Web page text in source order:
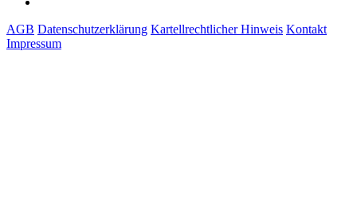
AGB Datenschutzerklärung Kartellrechtlicher Hinweis Kontakt
Impressum